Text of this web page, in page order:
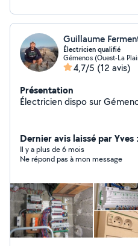
Guillaume
Électricien qualifié
Gémenos (Ouest-La
4,7/5 (12 avis)
Présentation
Électricien dispo sur
Dernier avis laissé par Yves
Il y a plus de 6 mois
Ne répond pas à mon message